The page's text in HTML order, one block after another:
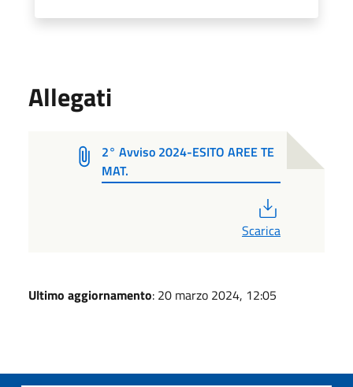
Allegati
2° Avviso 2024-ESITO AREE TE
MAT.
Scarica
Ultimo aggiornamento: 20 marzo 2024, 12:05